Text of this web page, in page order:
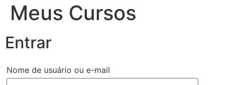
Meus Cursos
Entrar
Nome de usuário ou e-mail